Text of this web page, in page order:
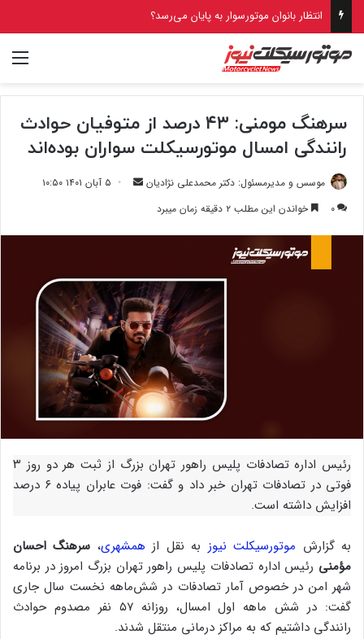
انتظار بانوان موتورسوار به پایان می‌رسد؟
سرهنگ مومنی: ۴۳ درصد از متوفیان حوادث
رانندگی امسال موتورسیکلت سواران بوده‌اند
موسس و مدیرمسئول: دکتر محمدعلی نژادیان
ارسال ۵ آبان ۱۴۰۱ ۱۰:۵۰
۰
خواندن این مطلب ۲ دقیقه زمان میبرد
رئیس اداره تصادفات پلیس راهور تهران بزرگ از ثبت هر دو روز ۳
فوتی در تصادفات تهران خبر داد و گفت: فوت عابران پیاده ۶ درصد
افزایش داشته است.
به گزارش موتورسیکلت نیوز به نقل از همشهری، سرهنگ احسان
مؤمنی رئیس اداره تصادفات پلیس راهور تهران بزرگ امروز در برنامه
شهر امن در خصوص آمار تصادفات در شش‌ماهه نخست سال جاری
گفت: در شش ماهه اول امسال، روزانه ۵۷ نفر مصدوم حوادث
رانندگی داشتیم که به مراکز درمانی منتقل شدند.